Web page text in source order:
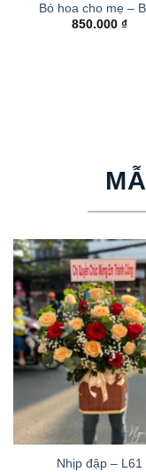
Bó hoa cho mẹ –
850.000 ₫
Nhịp đập – L61